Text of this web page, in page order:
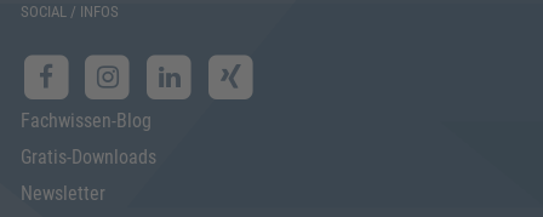
SOCIAL / INFOS
Fachwissen-Blog
Gratis-Downloads
Newsletter